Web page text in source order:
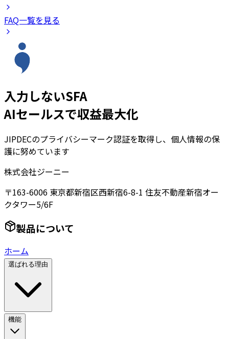
FAQ一覧を見る
入力しないSFA
AIセールスで収益最大化
JIPDECのプライバシーマーク認証を取得し、個人情報の保
護に努めています
株式会社ジーニー
〒163-6006 東京都新宿区西新宿6-8-1 住友不動産新宿オー
クタワー5/6F
製品について
ホーム
選ばれる理由
機能